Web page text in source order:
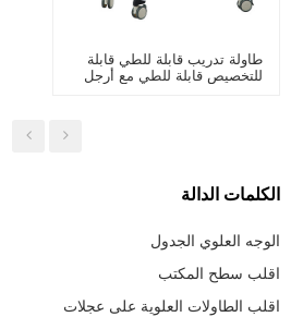
طاولة تدريب قابلة للطي قابلة
للتخصيص قابلة للطي مع أرجل
الكلمات الدالة
الوجه العلوي الجدول
اقلب سطح المكتب
اقلب الطاولات العلوية على عجلات